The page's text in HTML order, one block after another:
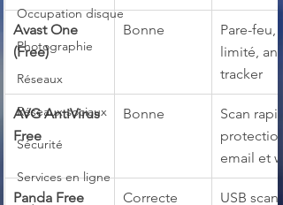
Occupation disque
Photographie
Réseaux
Réseaux sociaux
Sécurité
Services en ligne
Avast One
(Free)
Bonne
Pare-feu,
limité, anti-
tracker
AVG AntiVirus
Free
Bonne
Scan
protection
email et
Panda Free
Correcte
USB scan,